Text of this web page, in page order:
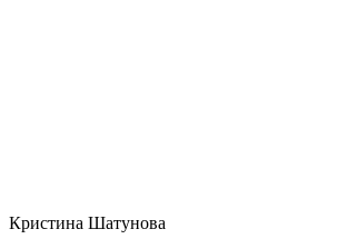
Кристина Шатунова